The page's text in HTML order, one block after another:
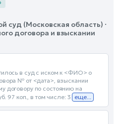
суд (Московская область) ·
договора и взыскании
в суд с иском к <ФИО> о
№ от <дата>, взыскании
договору по состоянию на
97 коп., в том числе: 3 еще...